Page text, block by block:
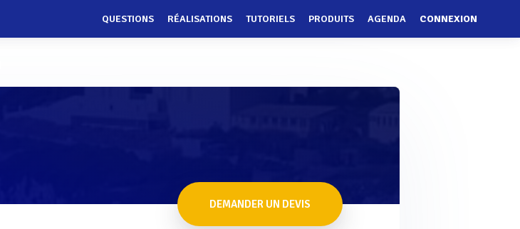
QUESTIONS RÉALISATIONS TUTORIELS PRODUITS AGENDA CONNEXION
DEMANDER UN DEVIS